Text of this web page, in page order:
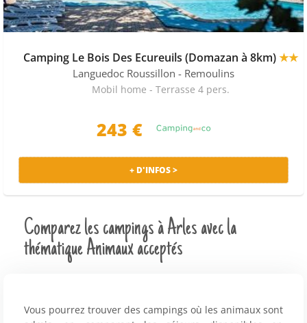
Camping Le Bois Des Ecureuils (Domazan à 8km)★★
Languedoc Roussillon - Remoulins
Mobil home - Terrasse 4 pers.
243 €
+ D'INFOS >
Comparez les campings à Arles avec la
thématique Animaux acceptés
Vous pourrez trouver des campings où les animaux sont